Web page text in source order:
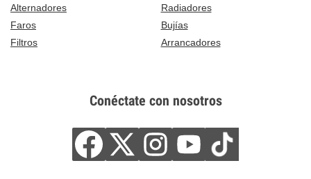
Alternadores
Radiadores
Faros
Bujías
Filtros
Arrancadores
Conéctate con nosotros